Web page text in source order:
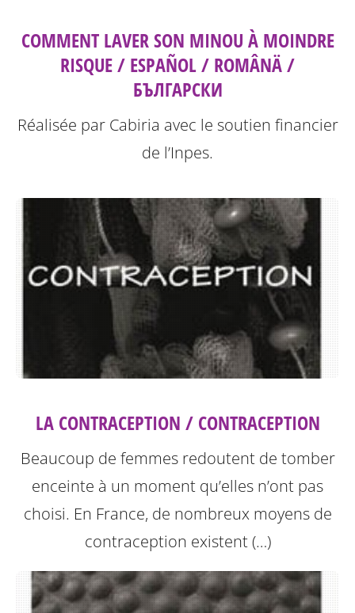
COMMENT LAVER SON MINOU À MOINDRE
RISQUE / ESPAÑOL / ROMÂNÄ /
БЪЛГАРСКИ
Réalisée par Cabiria avec le soutien financier
de l’Inpes.
LA CONTRACEPTION / CONTRACEPTION
Beaucoup de femmes redoutent de tomber
enceinte à un moment qu’elles n’ont pas
choisi. En France, de nombreux moyens de
contraception existent (…)